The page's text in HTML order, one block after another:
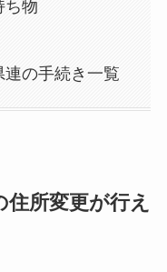
ち物
連の手続き一覧
住所変更が行え